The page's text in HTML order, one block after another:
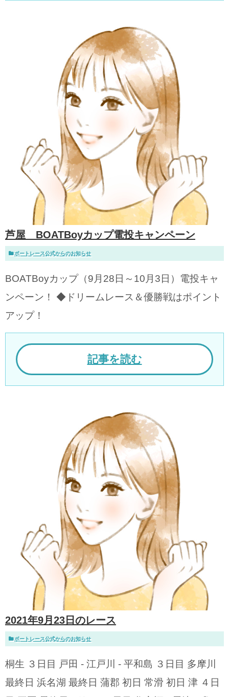
芦屋 BOATBoyカップ電投キャンペーン
ボートレース公式からのお知らせ
BOATBoyカップ（9月28日～10月3日）電投キャ
ンペーン！ ◆ドリームレース＆優勝戦はポイント
アップ！
記事を読む
2021年9月23日のレース
ボートレース公式からのお知らせ
桐生 ３日目 戸田 - 江戸川 - 平和島 ３日目 多摩川
最終日 浜名湖 最終日 蒲郡 初日 常滑 初日 津 ４日